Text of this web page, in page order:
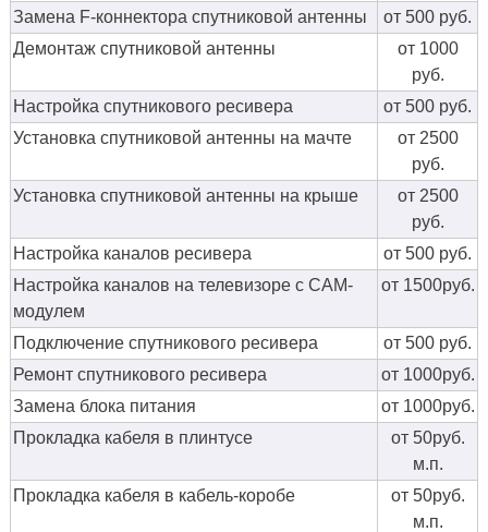
Замена F-коннектора спутниковой антенны
от 500 руб.
Демонтаж спутниковой антенны
от 1000
руб.
Настройка спутникового ресивера
от 500 руб.
Установка спутниковой антенны на мачте
от 2500
руб.
Установка спутниковой антенны на крыше
от 2500
руб.
Настройка каналов ресивера
от 500 руб.
Настройка каналов на телевизоре с CAM-
модулем
от 1500руб.
Подключение спутникового ресивера
от 500 руб.
Ремонт спутникового ресивера
от 1000руб.
Замена блока питания
от 1000руб.
Прокладка кабеля в плинтусе
от 50руб.
м.п.
Прокладка кабеля в кабель-коробе
от 50руб.
м.п.